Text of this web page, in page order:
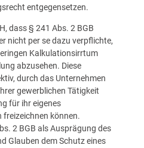
entgegensetzen.
dass § 241 Abs. 2 BGB
nicht per se dazu verpflichte,
Kalkulationsirrtum
abzusehen. Diese
durch das Unternehmen
gewerblichen Tätigkeit
für ihr eigenes
können.
2 BGB als Ausprägung des
Glauben dem Schutz eines